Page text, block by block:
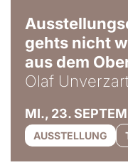
gehts nicht
aus dem
Olaf
MI., 23.
AUSSTELLUNG